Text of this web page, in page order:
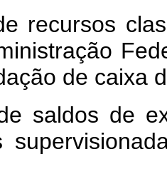
recursos
de caixa
saldos de